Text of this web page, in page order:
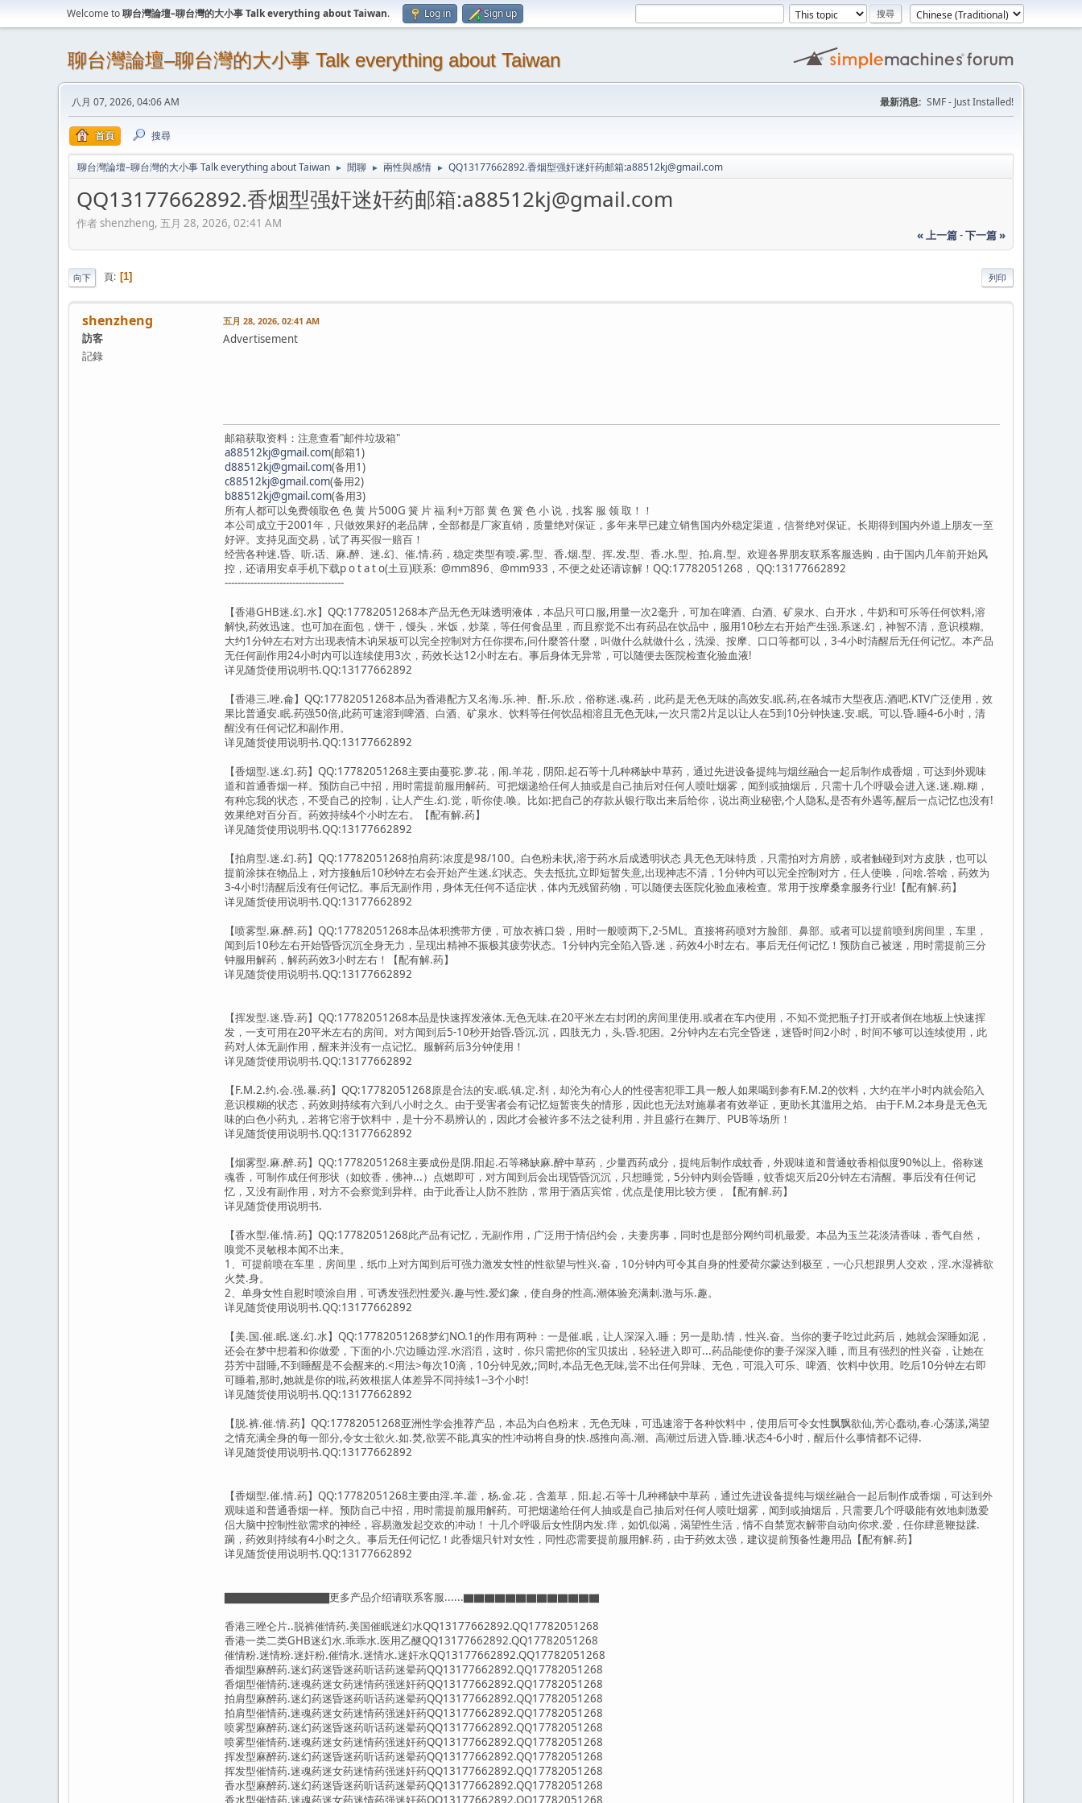
Welcome to聊台灣論壇–聊台灣的大小事 Talk everything about Taiwan. Log in Sign up
聊台灣論壇–聊台灣的大小事 Talk everything about Taiwan
八月 07, 2026, 04:06 AM 最新消息: SMF - Just Installed!
首頁 搜尋
聊台灣論壇–聊台灣的大小事 Talk everything about Taiwan ► 閒聊 ► 兩性與感情 ► QQ13177662892.香烟型强奸迷奸药邮箱:a88512kj@gmail.com
QQ13177662892.香烟型强奸迷奸药邮箱:a88512kj@gmail.com
作者 shenzheng, 五月 28, 2026, 02:41 AM
« 上一篇-下一篇 »
列印
向下 頁 1
shenzheng
訪客
記錄
五月 28, 2026, 02:41 AM
Advertisement
邮箱获取资料：注意查看"邮件垃圾箱"
a88512kj@gmail.com(邮箱1)
d88512kj@gmail.com(备用1)
c88512kj@gmail.com(备用2)
b88512kj@gmail.com(备用3)
所有人都可以免费领取色 色 黄 片500G 簧 片 福 利+万部 黄 色 簧 色 小 说，找客 服 领 取！！
本公司成立于2001年，只做效果好的老品牌，全部都是厂家直销，质量绝对保证，多年来早已建立销售国内外稳定渠道，信誉绝对保证。长期得到国内外道上朋友一至
好评。支持见面交易，试了再买假一赔百！
经营各种迷.昏、听.话、麻.醉、迷.幻、催.情.药，稳定类型有喷.雾.型、香.烟.型、挥.发.型、香.水.型、拍.肩.型。欢迎各界朋友联系客服选购，由于国内几年前开始风
控，还请用安卓手机下载p o t a t o(土豆)联系: @mm896、@mm933，不便之处还请谅解！QQ:17782051268， QQ:13177662892
-------------------------------------
【香港GHB迷.幻.水】QQ:17782051268本产品无色无味透明液体，本品只可口服,用量一次2毫升，可加在啤酒、白酒、矿泉水、白开水，牛奶和可乐等任何饮料,溶
解快,药效迅速。也可加在面包，饼干，馒头，米饭，炒菜，等任何食品里，而且察觉不出有药品在饮品中，服用10秒左右开始产生强.系迷.幻，神智不清，意识模糊。
大约1分钟左右对方出现表情木讷呆板可以完全控制对方任你摆布,问什麼答什麼，叫做什么就做什么，洗澡、按摩、口口等都可以，3-4小时清醒后无任何记忆。本产品
无任何副作用24小时内可以连续使用3次，药效长达12小时左右。事后身体无异常，可以随便去医院检查化验血液!
详见随货使用说明书.QQ:13177662892
【香港三.唑.侖】QQ:17782051268本品为香港配方又名海.乐.神、酐.乐.欣，俗称迷.魂.药，此药是无色无味的高效安.眠.药,在各城市大型夜店.酒吧.KTV广泛使用，效
果比普通安.眠.药强50倍,此药可速溶到啤酒、白酒、矿泉水、饮料等任何饮品相溶且无色无味,一次只需2片足以让人在5到10分钟快速.安.眠。可以.昏.睡4-6小时，清
醒没有任何记忆和副作用。
详见随货使用说明书.QQ:13177662892
【香烟型.迷.幻.药】QQ:17782051268主要由蔓驼.萝.花，闹.羊花，阴阳.起石等十几种稀缺中草药，通过先进设备提纯与烟丝融合一起后制作成香烟，可达到外观味
道和首通香烟一样。预防自己中招，用时需提前服用解药。可把烟递给任何人抽或是自己抽后对任何人喷吐烟雾，闻到或抽烟后，只需十几个呼吸会进入迷.迷.糊.糊，
有种忘我的状态，不受自己的控制，让人产生.幻.觉，听你使.唤。比如:把自己的存款从银行取出来后给你，说出商业秘密,个人隐私,是否有外遇等,醒后一点记忆也没有!
效果绝对百分百。药效持续4个小时左右。【配有解.药】
详见随货使用说明书.QQ:13177662892
【拍肩型.迷.幻.药】QQ:17782051268拍肩药:浓度是98/100。白色粉未状,溶于药水后成透明状态 具无色无味特质，只需拍对方肩膀，或者触碰到对方皮肤，也可以
提前涂抹在物品上，对方接触后10秒钟左右会开始产生迷.幻状态。失去抵抗,立即短暂失意,出现神志不清，1分钟内可以完全控制对方，任人使唤，问啥.答啥，药效为
3-4小时!清醒后没有任何记忆。事后无副作用，身体无任何不适症状，体内无残留药物，可以随便去医院化验血液检查。常用于按摩桑拿服务行业!【配有解.药】
详见随货使用说明书.QQ:13177662892
【喷雾型.麻.醉.药】QQ:17782051268本品体积携带方便，可放衣裤口袋，用时一般喷两下,2-5ML。直接将药喷对方脸部、鼻部。或者可以提前喷到房间里，车里，
闻到后10秒左右开始昏昏沉沉全身无力，呈现出精神不振极其疲劳状态。1分钟内完全陷入昏.迷，药效4小时左右。事后无任何记忆！预防自己被迷，用时需提前三分
钟服用解药，解药药效3小时左右！【配有解.药】
详见随货使用说明书.QQ:13177662892
【挥发型.迷.昏.药】QQ:17782051268本品是快速挥发液体.无色无味.在20平米左右封闭的房间里使用.或者在车内使用，不知不觉把瓶子打开或者倒在地板上快速挥
发，一支可用在20平米左右的房间。对方闻到后5-10秒开始昏.昏沉.沉，四肢无力，头.昏.犯困。2分钟内左右完全昏迷，迷昏时间2小时，时间不够可以连续使用，此
药对人体无副作用，醒来并没有一点记忆。服解药后3分钟使用！
详见随货使用说明书.QQ:13177662892
【F.M.2.约.会.强.暴.药】QQ:17782051268原是合法的安.眠.镇.定.剂，却沦为有心人的性侵害犯罪工具一般人如果喝到参有F.M.2的饮料，大约在半小时内就会陷入
意识模糊的状态，药效则持续有六到八小时之久。由于受害者会有记忆短暂丧失的情形，因此也无法对施暴者有效举证，更助长其滥用之焰。 由于F.M.2本身是无色无
味的白色小药丸，若将它溶于饮料中，是十分不易辨认的，因此才会被许多不法之徒利用，并且盛行在舞厅、PUB等场所！
详见随货使用说明书.QQ:13177662892
【烟雾型.麻.醉.药】QQ:17782051268主要成份是阴.阳起.石等稀缺麻.醉中草药，少量西药成分，提纯后制作成蚊香，外观味道和普通蚊香相似度90%以上。俗称迷
魂香，可制作成任何形状（如蚊香，佛神...）点燃即可，对方闻到后会出现昏昏沉沉，只想睡觉，5分钟内则会昏睡，蚊香熄灭后20分钟左右清醒。事后没有任何记
忆，又没有副作用，对方不会察觉到异样。由于此香让人防不胜防，常用于酒店宾馆，优点是使用比较方便，【配有解.药】
详见随货使用说明书.
【香水型.催.情.药】QQ:17782051268此产品有记忆，无副作用，广泛用于情侣约会，夫妻房事，同时也是部分网约司机最爱。本品为玉兰花淡清香味，香气自然，
嗅觉不灵敏根本闻不出来。
1、可提前喷在车里，房间里，纸巾上对方闻到后可强力激发女性的性欲望与性兴.奋，10分钟内可令其自身的性爱荷尔蒙达到极至，一心只想跟男人交欢，淫.水湿裤欲
火焚.身。
2、单身女性自慰时喷涂自用，可诱发强烈性爱兴.趣与性.爱幻象，使自身的性高.潮体验充满刺.激与乐.趣。
详见随货使用说明书.QQ:13177662892
【美.国.催.眠.迷.幻.水】QQ:17782051268梦幻NO.1的作用有两种：一是催.眠，让人深深入.睡；另一是助.情，性兴.奋。当你的妻子吃过此药后，她就会深睡如泥，
还会在梦中想着和你做爱，下面的小.穴边睡边淫.水滔滔，这时，你只需把你的宝贝拔出，轻轻进入即可...药品能使你的妻子深深入睡，而且有强烈的性兴奋，让她在
芬芳中甜睡,不到睡醒是不会醒来的.<用法>每次10滴，10分钟见效,;同时,本品无色无味,尝不出任何异味、无色，可混入可乐、啤酒、饮料中饮用。吃后10分钟左右即
可睡着,那时,她就是你的啦,药效根据人体差异不同持续1--3个小时!
详见随货使用说明书.QQ:13177662892
【脱.裤.催.情.药】QQ:17782051268亚洲性学会推荐产品，本品为白色粉末，无色无味，可迅速溶于各种饮料中，使用后可令女性飘飘欲仙,芳心蠢动,春.心荡漾,渴望
之情充满全身的每一部分,令女士欲火.如.焚,欲罢不能,真实的性冲动将自身的快.感推向高.潮。高潮过后进入昏.睡.状态4-6小时，醒后什么事情都不记得.
详见随货使用说明书.QQ:13177662892
【香烟型.催.情.药】QQ:17782051268主要由淫.羊.藿，杨.金.花，含羞草，阳.起.石等十几种稀缺中草药，通过先进设备提纯与烟丝融合一起后制作成香烟，可达到外
观味道和普通香烟一样。预防自己中招，用时需提前服用解药。可把烟递给任何人抽或是自己抽后对任何人喷吐烟雾，闻到或抽烟后，只需要几个呼吸能有效地刺激爱
侣大脑中控制性欲需求的神经，容易激发起交欢的冲动！ 十几个呼吸后女性阴内发.痒，如饥似渴，渴望性生活，情不自禁宽衣解带自动向你求.爱，任你肆意鞭挞蹂.
躏，药效则持续有4小时之久。事后无任何记忆！此香烟只针对女性，同性恋需要提前服用解.药，由于药效太强，建议提前预备性趣用品【配有解.药】
详见随货使用说明书.QQ:13177662892
▇▇▇▇▇▇▇▇▇▇▇▇▇更多产品介绍请联系客服......▇▇▇▇▇▇▇▇▇▇▇▇▇
香港三唑仑片..脱裤催情药.美国催眠迷幻水QQ13177662892.QQ17782051268
香港一类二类GHB迷幻水.乖乖水.医用乙醚QQ13177662892.QQ17782051268
催情粉.迷情粉.迷奸粉.催情水.迷情水.迷奸水QQ13177662892.QQ17782051268
香烟型麻醉药.迷幻药迷昏迷药听话药迷晕药QQ13177662892.QQ17782051268
香烟型催情药.迷魂药迷女药迷情药强迷奸药QQ13177662892.QQ17782051268
拍肩型麻醉药.迷幻药迷昏迷药听话药迷晕药QQ13177662892.QQ17782051268
拍肩型催情药.迷魂药迷女药迷情药强迷奸药QQ13177662892.QQ17782051268
喷雾型麻醉药.迷幻药迷昏迷药听话药迷晕药QQ13177662892.QQ17782051268
喷雾型催情药.迷魂药迷女药迷情药强迷奸药QQ13177662892.QQ17782051268
挥发型麻醉药.迷幻药迷昏迷药听话药迷晕药QQ13177662892.QQ17782051268
挥发型催情药.迷魂药迷女药迷情药强迷奸药QQ13177662892.QQ17782051268
香水型麻醉药.迷幻药迷昏迷药听话药迷晕药QQ13177662892.QQ17782051268
香水型催情药.迷魂药迷女药迷情药强迷奸药QQ13177662892.QQ17782051268